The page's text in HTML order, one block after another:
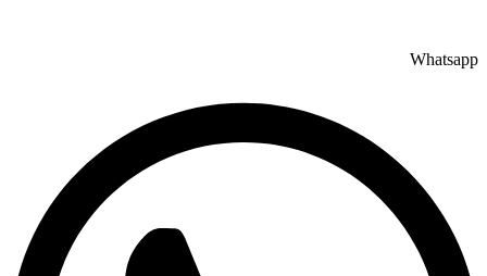
Whatsapp